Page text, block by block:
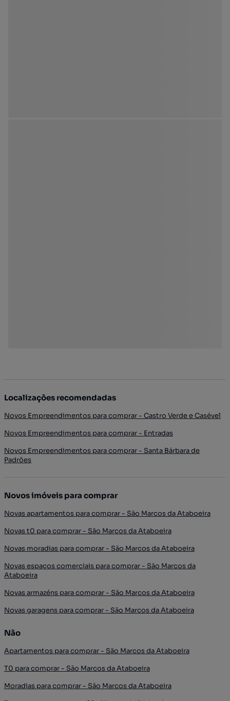
Localizações recomendadas
Novos Empreendimentos para comprar - Castro Verde e Casével
Novos Empreendimentos para comprar - Entradas
Novos Empreendimentos para comprar - Santa Bárbara de
Padrões
Novos imóveis para comprar
Novas apartamentos para comprar - São Marcos da Ataboeira
Novas t0 para comprar - São Marcos da Ataboeira
Novas moradias para comprar - São Marcos da Ataboeira
Novas espaços comerciais para comprar - São Marcos da
Ataboeira
Novas armazéns para comprar - São Marcos da Ataboeira
Novas garagens para comprar - São Marcos da Ataboeira
Não
Apartamentos para comprar - São Marcos da Ataboeira
T0 para comprar - São Marcos da Ataboeira
Moradias para comprar - São Marcos da Ataboeira